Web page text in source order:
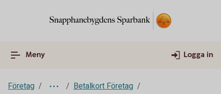
Meny Logga in
Företag
Betalkort Företag